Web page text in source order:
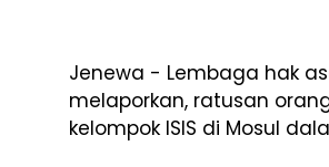
Jenewa - Lembaga hak
melaporkan, ratusan
kelompok ISIS di Mosul